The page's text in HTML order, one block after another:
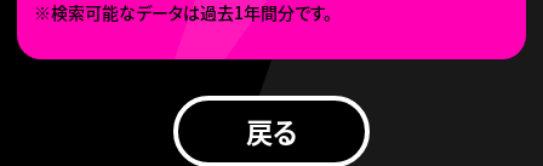
※検索可能なデータは過去1年間分です。
戻る